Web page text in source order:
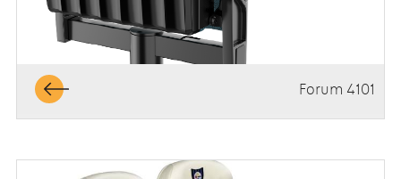
Forum 4101